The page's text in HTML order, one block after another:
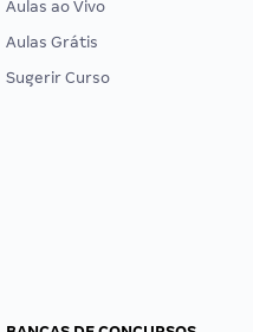
Aulas ao Vivo
Aulas Grátis
Sugerir Curso